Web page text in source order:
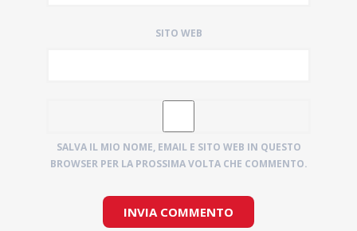
SITO WEB
SALVA IL MIO NOME, EMAIL E SITO WEB IN QUESTO
BROWSER PER LA PROSSIMA VOLTA CHE COMMENTO.